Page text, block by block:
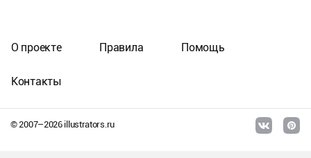
© 2007–2026illustrators.ru
О проекте Правила Помощь
Контакты